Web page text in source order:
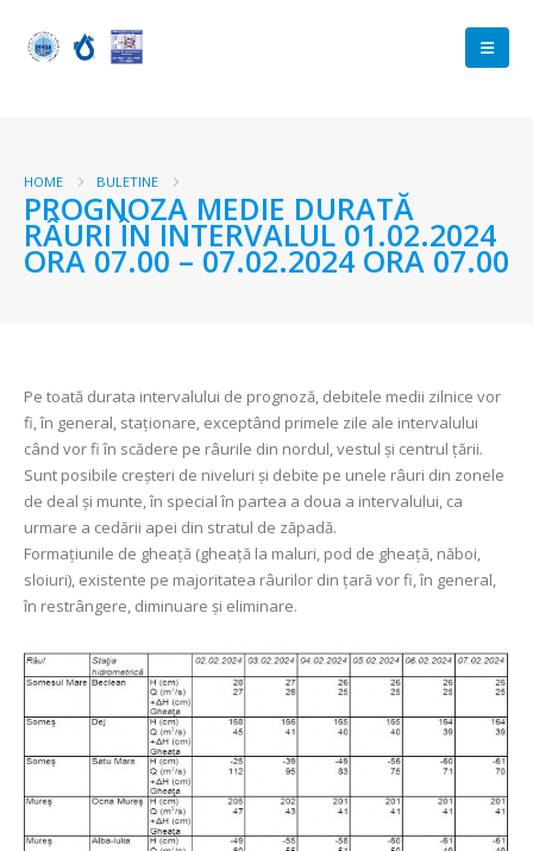
HOME BULETINE
PROGNOZA MEDIE DURATĂ
RÂURI ÎN INTERVALUL 01.02.2024
ORA 07.00 – 07.02.2024 ORA 07.00
Pe toată durata intervalului de prognoză, debitele medii zilnice vor
fi, în general, staționare, exceptând primele zile ale intervalului
când vor fi în scădere pe râurile din nordul, vestul și centrul țării.
Sunt posibile creşteri de niveluri şi debite pe unele râuri din zonele
de deal şi munte, în special în partea a doua a intervalului, ca
urmare a cedării apei din stratul de zăpadă.
Formațiunile de gheață (gheață la maluri, pod de gheață, năboi,
sloiuri), existente pe majoritatea râurilor din țară vor fi, în general,
în restrângere, diminuare și eliminare.